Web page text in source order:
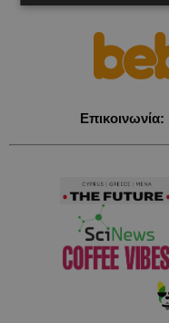
Επικοινωνία: